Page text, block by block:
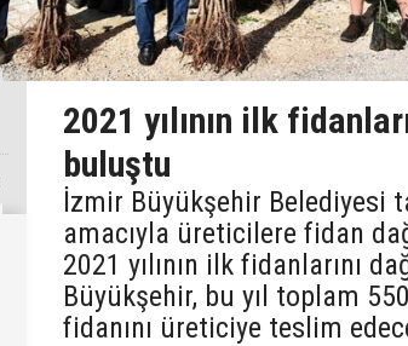
2021 yılının ilk
buluştu
İzmir Büyükşehir Belediyesi
amacıyla üreticilere fidan
2021 yılının ilk fidanlarını
Büyükşehir, bu yıl toplam
fidanını üreticiye teslim